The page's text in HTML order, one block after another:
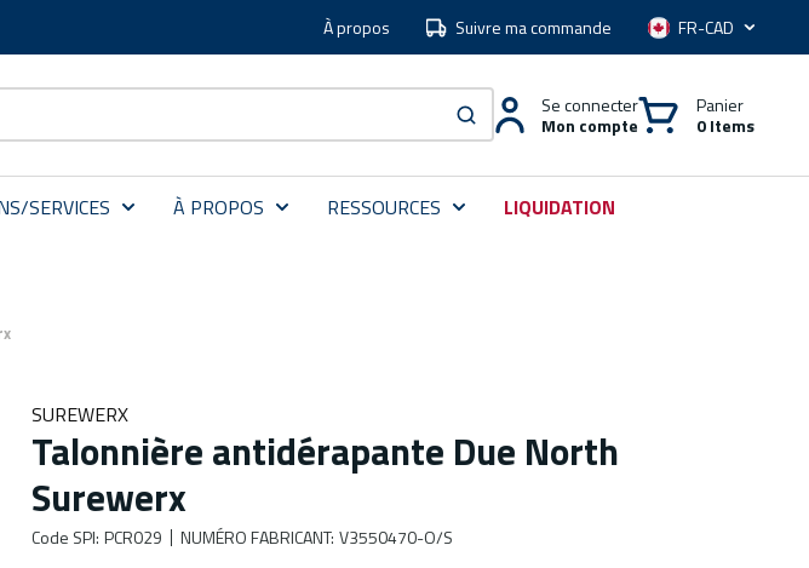
À propos Suivre ma commande Langue
soumettre une recherche
Se connecter
Mon compte
Panier
0 Items
SERVICES À PROPOS RESSOURCES LIQUIDATION
SUREWERX
Talonnière antidérapante Due North
Surewerx
Code SPI: PCR029 NUMÉRO FABRICANT: V3550470-O/S